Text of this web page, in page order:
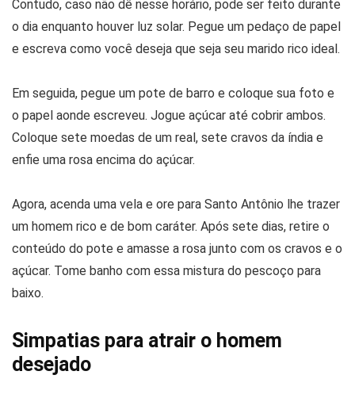
Contudo, caso não dê nesse horário, pode ser feito durante
o dia enquanto houver luz solar. Pegue um pedaço de papel
e escreva como você deseja que seja seu marido rico ideal.
Em seguida, pegue um pote de barro e coloque sua foto e
o papel aonde escreveu. Jogue açúcar até cobrir ambos.
Coloque sete moedas de um real, sete cravos da índia e
enfie uma rosa encima do açúcar.
Agora, acenda uma vela e ore para Santo Antônio lhe trazer
um homem rico e de bom caráter. Após sete dias, retire o
conteúdo do pote e amasse a rosa junto com os cravos e o
açúcar. Tome banho com essa mistura do pescoço para
baixo.
Simpatias para atrair o homem
desejado